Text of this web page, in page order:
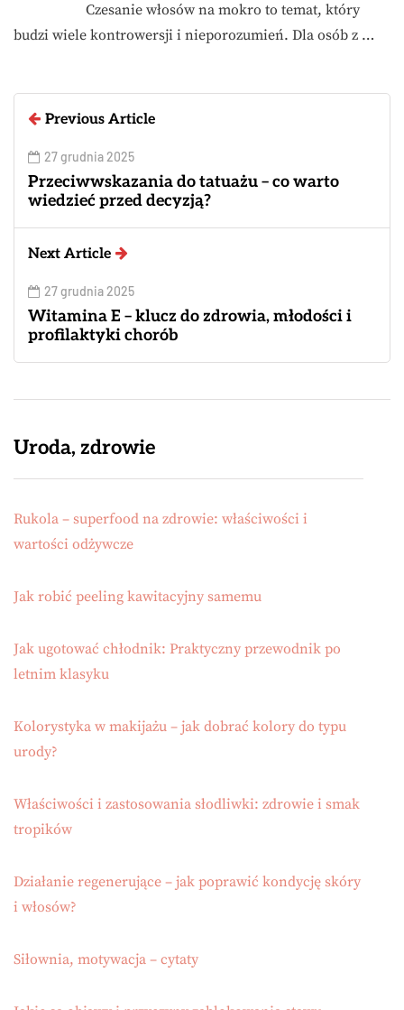
Czesanie włosów na mokro to temat, który
budzi wiele kontrowersji i nieporozumień. Dla osób z …
Previous Article
27 grudnia 2025
Przeciwwskazania do tatuażu – co warto
wiedzieć przed decyzją?
Next Article
27 grudnia 2025
Witamina E – klucz do zdrowia, młodości i
profilaktyki chorób
Uroda, zdrowie
Rukola – superfood na zdrowie: właściwości i
wartości odżywcze
Jak robić peeling kawitacyjny samemu
Jak ugotować chłodnik: Praktyczny przewodnik po
letnim klasyku
Kolorystyka w makijażu – jak dobrać kolory do typu
urody?
Właściwości i zastosowania słodliwki: zdrowie i smak
tropików
Działanie regenerujące – jak poprawić kondycję skóry
i włosów?
Siłownia, motywacja – cytaty